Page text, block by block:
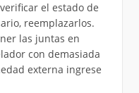
el estado de
reemplazarlos.
las juntas en
con demasiada
externa ingrese